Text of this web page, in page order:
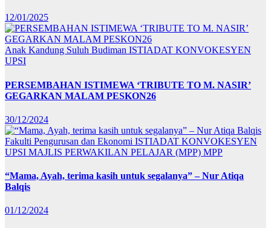
12/01/2025
Anak Kandung Suluh Budiman ISTIADAT KONVOKESYEN
UPSI
PERSEMBAHAN ISTIMEWA ‘TRIBUTE TO M. NASIR’
GEGARKAN MALAM PESKON26
30/12/2024
Fakulti Pengurusan dan Ekonomi ISTIADAT KONVOKESYEN
UPSI MAJLIS PERWAKILAN PELAJAR (MPP) MPP
“Mama, Ayah, terima kasih untuk segalanya” – Nur Atiqa
Balqis
01/12/2024